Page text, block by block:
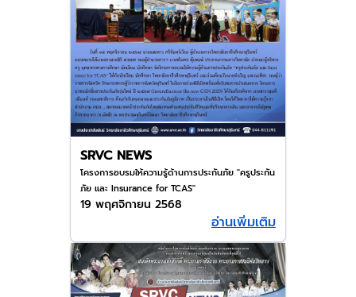
SRVC NEWS
โครงการอบรมให้ความรู้ด้านการประกันภัย "ครูประกัน
ภัย และ Insurance for TCAS"
19 พฤศจิกายน 2568
อ่านเพิ่มเติม